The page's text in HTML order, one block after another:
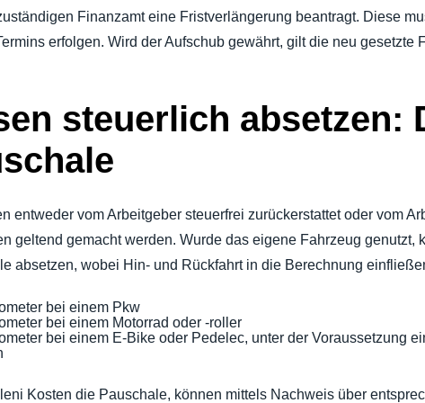
Finanzamt eine Fristverlängerung beantragt. Diese
erfolgen. Wird der Aufschub gewährt, gilt die neu gesetzte
steuerlich absetzen:
entweder vom Arbeitgeber steuerfrei zurückerstattet oder vom
geltend gemacht werden. Wurde das eigene Fahrzeug genutzt,
absetzen, wobei Hin- und Rückfahrt in die Berechnung
bei einem Pkw
bei einem Motorrad oder -roller
bei einem E-Bike oder Pedelec, unter der Voraussetzung
Kosten die Pauschale, können mittels Nachweis über